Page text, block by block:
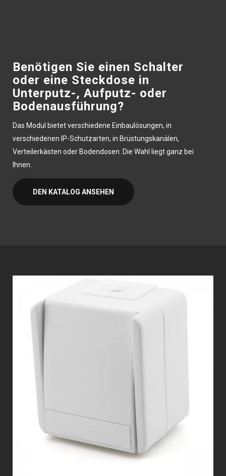
Benötigen Sie einen Schalter
oder eine Steckdose in
Unterputz-, Aufputz- oder
Bodenausführung?
Das Modul bietet verschiedene Einbaulösungen, in
verschiedenen IP-Schutzarten, in Brüstungskanälen,
Verteilerkästen oder Bodendosen. Die Wahl liegt ganz bei
Ihnen.
DEN KATALOG ANSEHEN